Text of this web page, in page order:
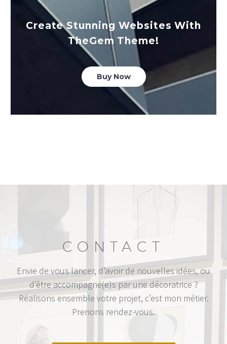
Create Stunning Websites With
TheGem Theme!
Buy Now
CONTACT
Envie de vous lancer, d’avoir de nouvelles idées, ou
d’être accompagné(e)s par une décoratrice ?
Réalisons ensemble votre projet, c’est mon métier.
Prenons rendez-vous.